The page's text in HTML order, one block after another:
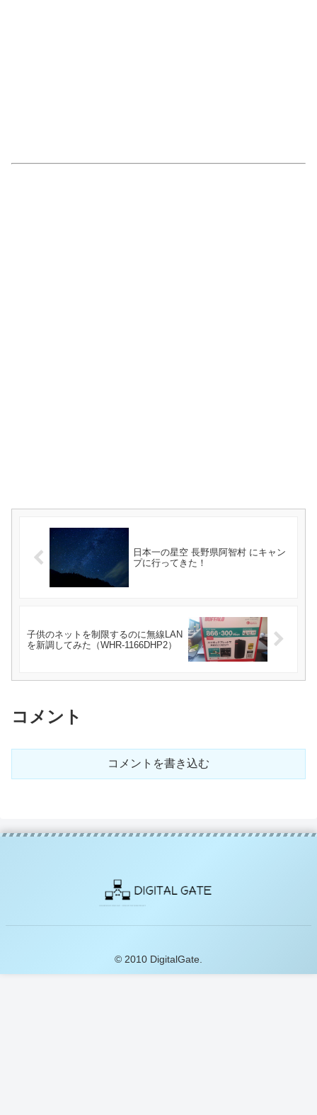
日本一の星空 長野県阿智村 にキャン
プに行ってきた！
子供のネットを制限するのに無線LAN
を新調してみた（WHR-1166DHP2）
コメント
コメントを書き込む
© 2010 DigitalGate.